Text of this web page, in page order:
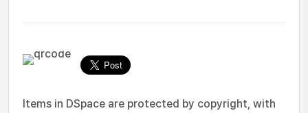
Items in DSpace are protected by copyright, with